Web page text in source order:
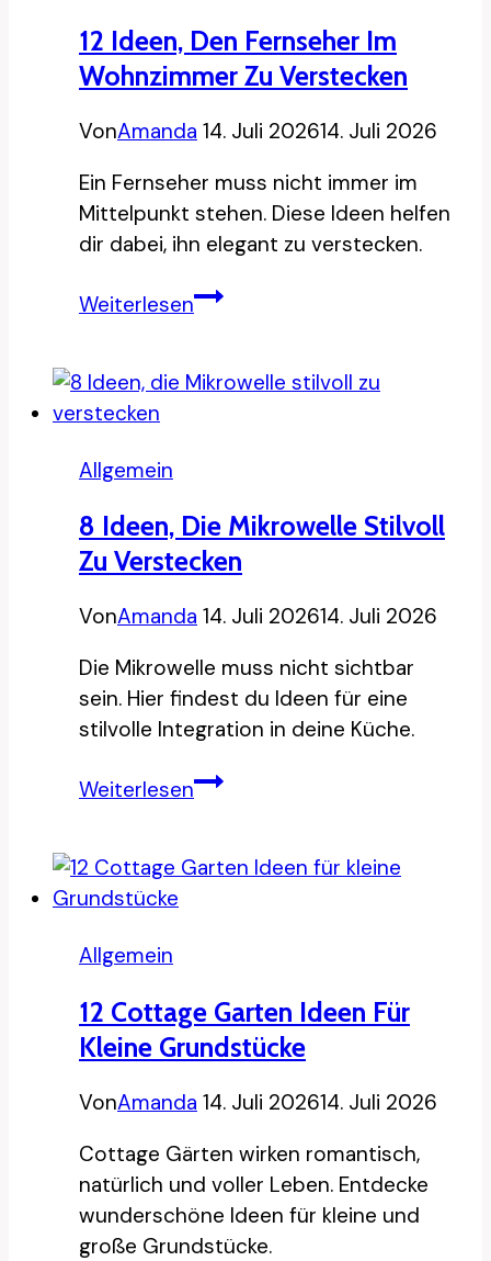
12 Ideen, Den Fernseher Im
Wohnzimmer Zu Verstecken
VonAmanda 14. Juli 202614. Juli 2026
Ein Fernseher muss nicht immer im
Mittelpunkt stehen. Diese Ideen helfen
dir dabei, ihn elegant zu verstecken.
Weiterlesen12
Fernseher
verstecken
Allgemein
8 Ideen, Die Mikrowelle Stilvoll
Zu Verstecken
VonAmanda 14. Juli 202614. Juli 2026
Die Mikrowelle muss nicht sichtbar
sein. Hier findest du Ideen für eine
stilvolle Integration in deine Küche.
Weiterlesen8
Mikrowelle
Allgemein
12 Cottage Garten Ideen Für
Kleine Grundstücke
VonAmanda 14. Juli 202614. Juli 2026
Cottage Gärten wirken romantisch,
natürlich und voller Leben. Entdecke
wunderschöne Ideen für kleine und
große Grundstücke.